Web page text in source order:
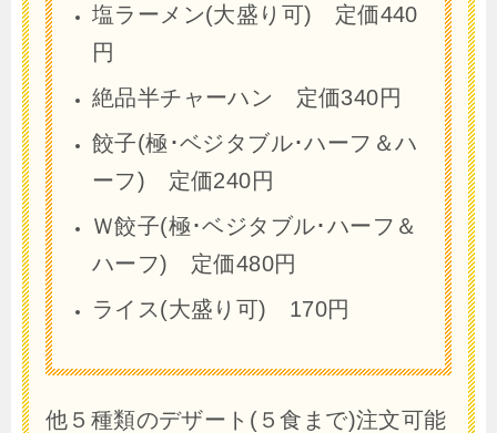
塩ラーメン(大盛り可) 定価440
円
絶品半チャーハン 定価340円
餃子(極･ベジタブル･ハーフ＆ハ
ーフ) 定価240円
Ｗ餃子(極･ベジタブル･ハーフ＆
ハーフ) 定価480円
ライス(大盛り可) 170円
他５種類のデザート(５食まで)注文可能